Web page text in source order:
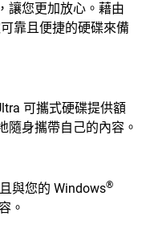
讓您更加放心。藉由
靠且便捷的硬碟來備
可攜式硬碟提供額
隨身攜帶自己的內容。
與您的 Windows®
。